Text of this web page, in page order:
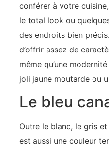
conférer à votre
le total look ou
des endroits bien
d’offrir assez de
même qu’une
joli jaune moutarde ou
Le bleu
Outre le blanc, le gris
est aussi une couleur